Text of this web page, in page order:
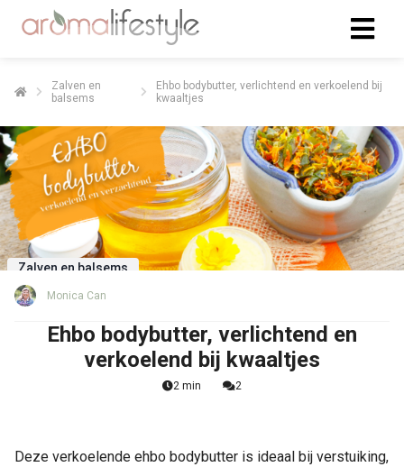
Zalven en
balsems
Ehbo bodybutter, verlichtend en verkoelend bij
kwaaltjes
Zalven en balsems
Monica Can
Ehbo bodybutter, verlichtend en
verkoelend bij kwaaltjes
2 min 2
Deze verkoelende ehbo bodybutter is ideaal bij verstuiking,